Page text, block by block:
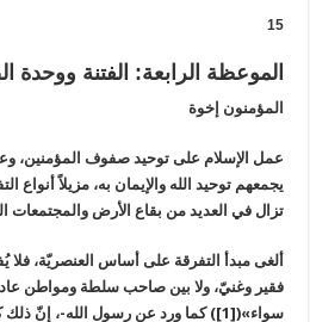
15
الموعظة الرابعة: الفتنة ووحدة
المؤمنون إخوة
عمل الإسلام على توحيد صفوف المؤمنين،
يجمعهم توحيد الله والإيمان به، مزيلاً أنواع
تزال في العديد من بقاع الأرض والمجتمعات
ألغى مبدأ التفرقة على أساس العنصريّة، فلا
فقير وغنيّ، ولا بين صاحب سلطة ومواطن
سواء»([1]) كما ورد عن رسول الله-، إنّ